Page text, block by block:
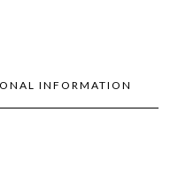
INFORMATION